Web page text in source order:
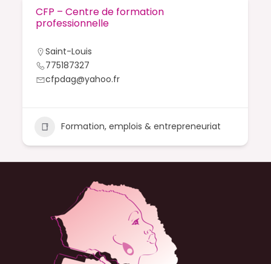
CFP – Centre de formation
professionnelle
Saint-Louis
775187327
cfpdag@yahoo.fr
Formation, emplois & entrepreneuriat